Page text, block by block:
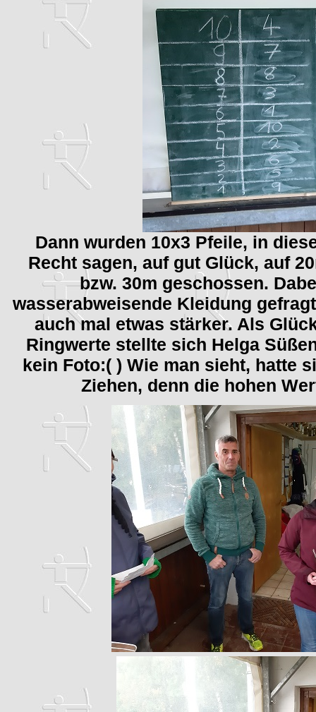
Dann wurden 10x3 Pfeile, in
Recht sagen, auf gut Glück, auf
bzw. 30m geschossen.
wasserabweisende Kleidung
auch mal etwas stärker. Als
Ringwerte stellte sich Helga
kein Foto:( ) Wie man sieht, hatte
Ziehen, denn die hohen